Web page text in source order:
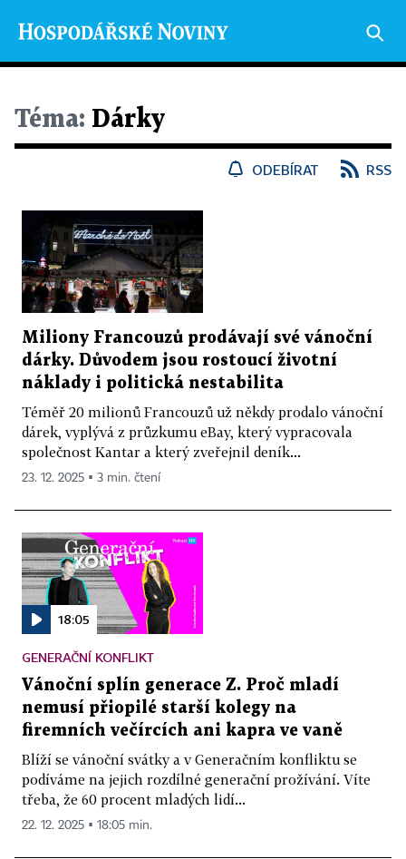
Téma: Dárky
ODEBÍRAT RSS
Miliony Francouzů prodávají své vánoční
dárky. Důvodem jsou rostoucí životní
náklady i politická nestabilita
Téměř 20 milionů Francouzů už někdy prodalo vánoční
dárek, vyplývá z průzkumu eBay, který vypracovala
společnost Kantar a který zveřejnil deník...
23. 12. 2025 ▪ 3 min. čtení
18:05
GENERAČNÍ KONFLIKT
Vánoční splín generace Z. Proč mladí
nemusí přiopilé starší kolegy na
firemních večírcích ani kapra ve vaně
Blíží se vánoční svátky a v Generačním konfliktu se
podíváme na jejich rozdílné generační prožívání. Víte
třeba, že 60 procent mladých lidí...
22. 12. 2025 ▪ 18:05 min.